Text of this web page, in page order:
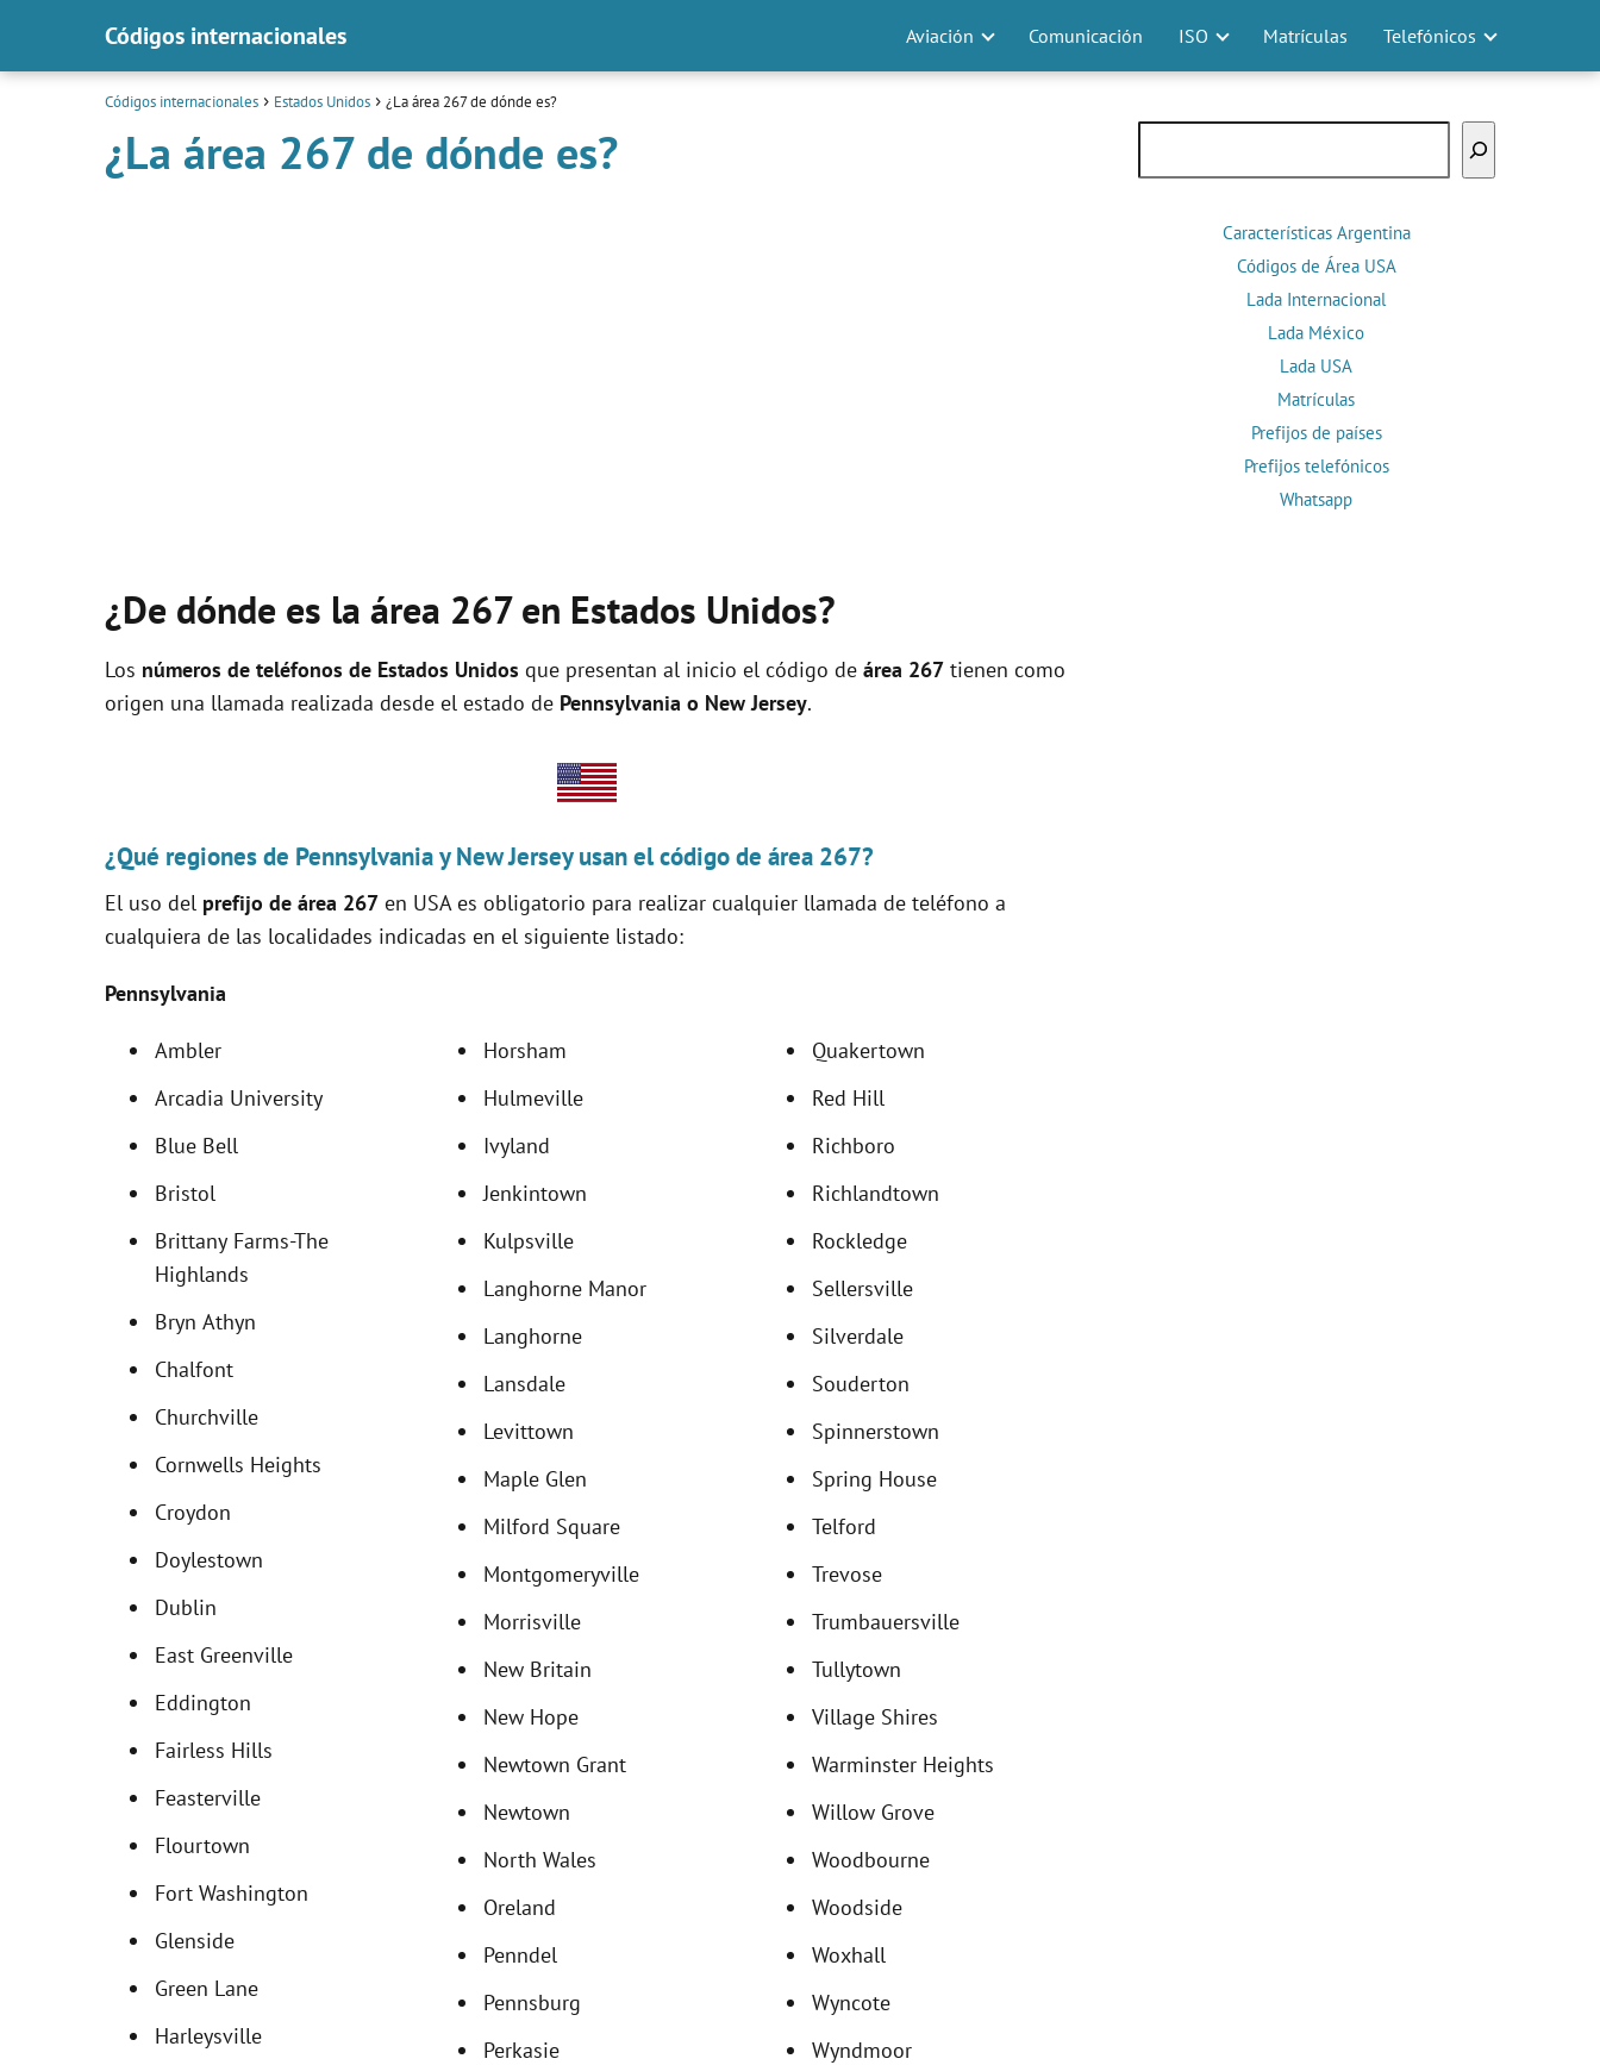
Códigos internacionales Aviación Comunicación ISO Matrículas Telefónicos
Códigos internacionales Estados Unidos ¿La área 267 de dónde es?
¿La área 267 de dónde es?
¿De dónde es la área 267 en Estados Unidos?
Los números de teléfonos de Estados Unidos que presentan al inicio el código de área 267 tienen como
origen una llamada realizada desde el estado de Pennsylvania o New Jersey.
¿Qué regiones de Pennsylvania y New Jersey usan el código de área 267?
El uso del prefijo de área 267 en USA es obligatorio para realizar cualquier llamada de teléfono a
cualquiera de las localidades indicadas en el siguiente listado:
Pennsylvania
Ambler
Arcadia University
Blue Bell
Bristol
Brittany Farms-The
Highlands
Bryn Athyn
Chalfont
Churchville
Cornwells Heights
Croydon
Doylestown
Dublin
East Greenville
Eddington
Fairless Hills
Feasterville
Flourtown
Fort Washington
Glenside
Green Lane
Harleysville
Horsham
Hulmeville
Ivyland
Jenkintown
Kulpsville
Langhorne Manor
Langhorne
Lansdale
Levittown
Maple Glen
Milford Square
Montgomeryville
Morrisville
New Britain
New Hope
Newtown Grant
Newtown
North Wales
Oreland
Penndel
Pennsburg
Perkasie
Quakertown
Red Hill
Richboro
Richlandtown
Rockledge
Sellersville
Silverdale
Souderton
Spinnerstown
Spring House
Telford
Trevose
Trumbauersville
Tullytown
Village Shires
Warminster Heights
Willow Grove
Woodbourne
Woodside
Woxhall
Wyncote
Wyndmoor
Características Argentina
Códigos de Área USA
Lada Internacional
Lada México
Lada USA
Matrículas
Prefijos de países
Prefijos telefónicos
Whatsapp